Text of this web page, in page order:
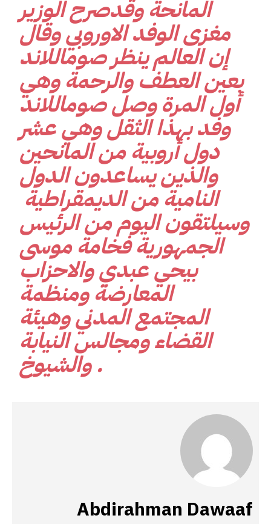
المانحة وقدصرح الوزير
مغزى الوفد الاوروبي وقال
إن العالم ينظر صوماللاند
بعين العطف والرحمة وهي
أول المرة وصل صوماللاند
وفد بهذا الثقل وهي عشر
دول أروبية من المانحين
والذين يساعدون الدول
النامية من الديمقراطية
وسيلتقون اليوم من الرئيس
الجمهورية فخامة موسى
بيحي عبدي والاحزاب
المعارضة ومنظمة
المجتمع المدني وهيئة
القضاء ومجالس النيابة
والشيوخ .
Abdirahman Dawaaf